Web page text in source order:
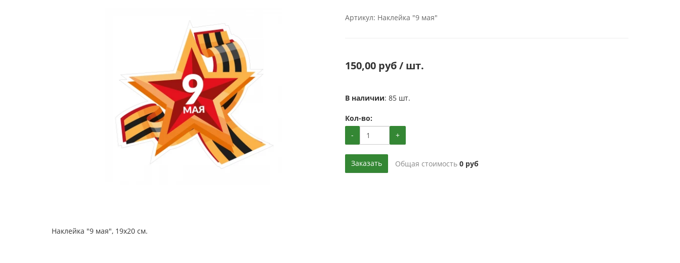
Артикул: Наклейка "9 мая"
150,00 руб / шт.
В наличии: 85 шт.
Кол-во:
-
+
Заказать Общая стоимость 0 руб
Наклейка "9 мая", 19x20 см.